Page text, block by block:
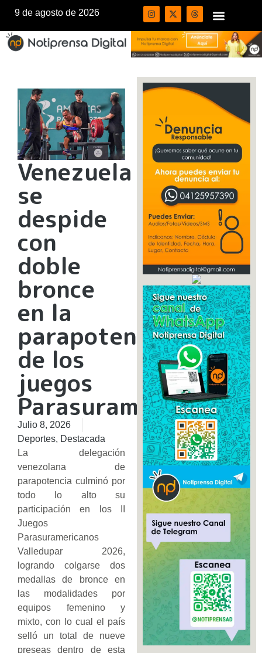
9 de agosto de 2026
Venezuela
se
despide
con
doble
bronce
en la
parapotencia
de los
juegos
Parasuramericanos
Julio 8, 2026
Deportes, Destacada
La delegación
venezolana de
parapotencia culminó por
todo lo alto su
participación en los II
Juegos
Parasuramericanos
Valledupar 2026,
logrando colgarse dos
medallas de bronce en
las modalidades por
equipos femenino y
mixto, con lo cual el país
selló un total de nueve
preseas dentro de esta